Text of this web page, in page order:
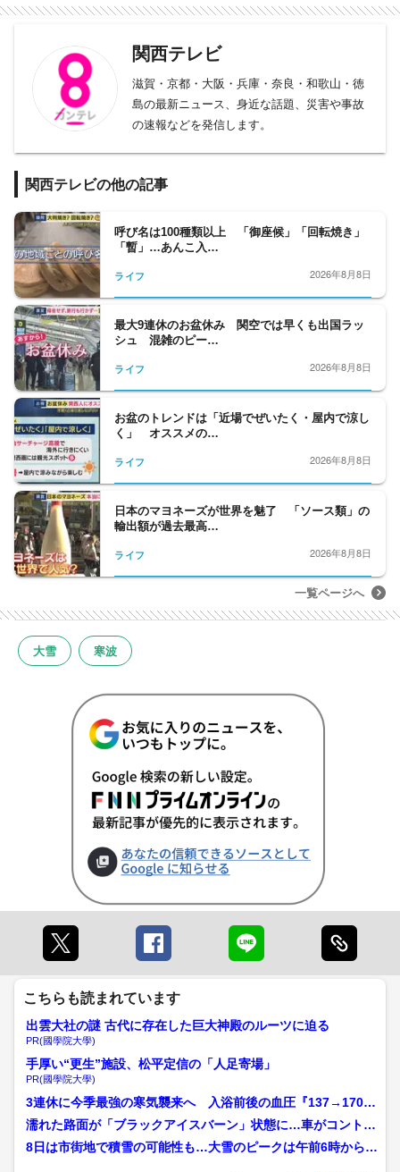
関西テレビ
滋賀・京都・大阪・兵庫・奈良・和歌山・徳
島の最新ニュース、身近な話題、災害や事故
の速報などを発信します。
関西テレビの他の記事
呼び名は100種類以上 「御座候」「回転焼き」
「暫」…あんこ入…
ライフ 2026年8月8日
最大9連休のお盆休み 関空では早くも出国ラッ
シュ 混雑のピー…
ライフ 2026年8月8日
お盆のトレンドは「近場でぜいたく・屋内で涼し
く」 オススメの…
ライフ 2026年8月8日
日本のマヨネーズが世界を魅了 「ソース類」の
輸出額が過去最高…
ライフ 2026年8月8日
一覧ページへ
大雪 寒波
こちらも読まれています
出雲大社の謎 古代に存在した巨大神殿のルーツに迫る
PR(國學院大學)
手厚い“更生”施設、松平定信の「人足寄場」
PR(國學院大學)
3連休に今季最強の寒気襲来へ 入浴前後の血圧『137→170→
136』と乱高下 ...
濡れた路面が「ブラックアイスバーン」状態に…車がコントロ
ール失い草むらに突っ込む...
8日は市街地で積雪の可能性も…大雪のピークは午前6時から9